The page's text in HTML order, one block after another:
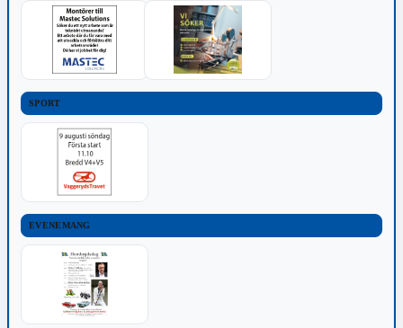
SPORT
EVENEMANG